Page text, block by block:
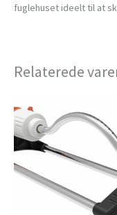
fuglehuset ideelt til at
Relaterede